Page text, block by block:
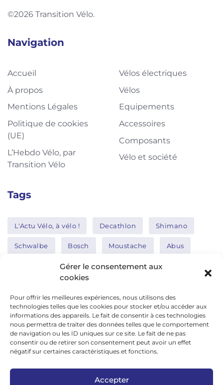
Gérer le consentement aux
cookies
Pour offrir les meilleures expériences, nous utilisons des
technologies telles que les cookies pour stocker et/ou accéder aux
informations des appareils. Le fait de consentir à ces technologies
nous permettra de traiter des données telles que le comportement
de navigation ou les ID uniques sur ce site. Le fait de ne pas
consentir ou de retirer son consentement peut avoir un effet
négatif sur certaines caractéristiques et fonctions.
Accepter
©2026 Transition Vélo.
Navigation
Accueil
À propos
Mentions Légales
Politique de cookies
(UE)
L’Hebdo Vélo, par
Transition Vélo
Vélos électriques
Vélos
Equipements
Accessoires
Composants
Vélo et société
Tags
L'Actu Vélo, à vélo ! Decathlon Shimano
Schwalbe Bosch Moustache Abus
Thule Nakamura
Réseaux sociaux
google news
facebook
twitter